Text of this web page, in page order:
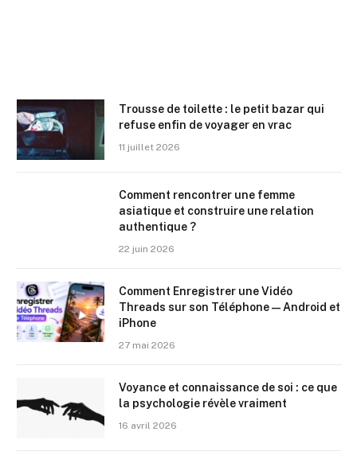
Trousse de toilette : le petit bazar qui
refuse enfin de voyager en vrac
11 juillet 2026
Comment rencontrer une femme
asiatique et construire une relation
authentique ?
22 juin 2026
Comment Enregistrer une Vidéo
Threads sur son Téléphone — Android et
iPhone
27 mai 2026
Voyance et connaissance de soi : ce que
la psychologie révèle vraiment
16 avril 2026